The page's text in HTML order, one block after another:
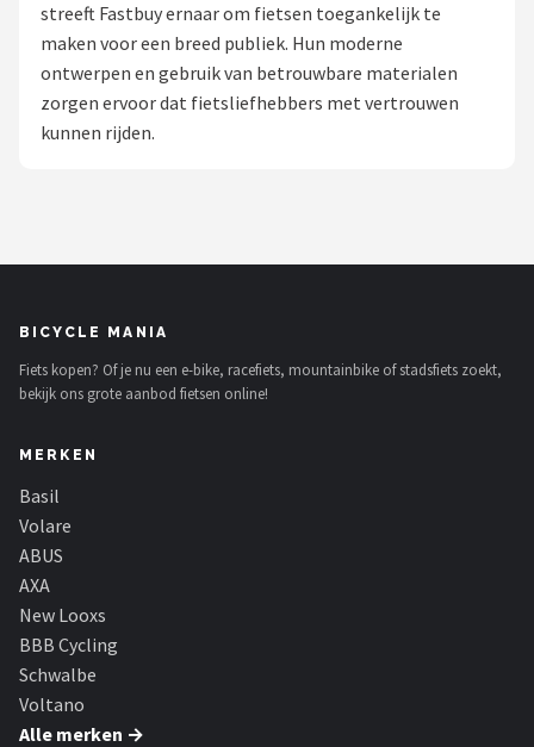
Elektrische fietsen
Mountainbikes
Shop
ABUS
AXA
New Looxs
BBB Cycling
Schwalbe
Voltano
Shimano
streeft Fastbuy ernaar om fietsen toegankelijk te
maken voor een breed publiek. Hun moderne
ontwerpen en gebruik van betrouwbare materialen
zorgen ervoor dat fietsliefhebbers met vertrouwen
kunnen rijden.
BICYCLE MANIA
Fiets kopen? Of je nu een e-bike, racefiets, mountainbike of stadsfiets zoekt,
bekijk ons grote aanbod fietsen online!
MERKEN
Basil
Volare
ABUS
AXA
New Looxs
BBB Cycling
Schwalbe
Voltano
Alle merken →